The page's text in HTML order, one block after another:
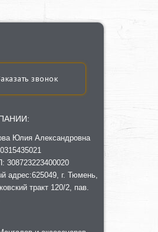
звонок
Юлия Александровна
308723223400020
адрес:625049, г. Тюмень,
тракт 120/2, пав.